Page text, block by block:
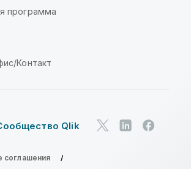
программа
Контакт
Qlik
соглашения